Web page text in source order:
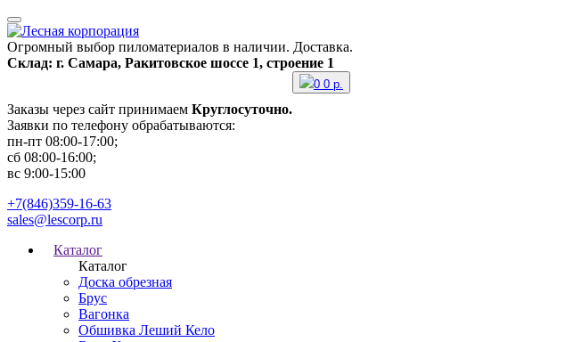
Огромный выбор пиломатериалов в наличии. Доставка.
Склад: г. Самара, Ракитовское шоссе 1, строение 1
Заказы через сайт принимаем Круглосуточно.
Заявки по телефону обрабатываются:
пн-пт 08:00-17:00;
сб 08:00-16:00;
вс 9:00-15:00
0 0 р.
+7(846)359-16-63
sales@lescorp.ru
Каталог
Каталог
Доска обрезная
Брус
Вагонка
Обшивка Леший Кело